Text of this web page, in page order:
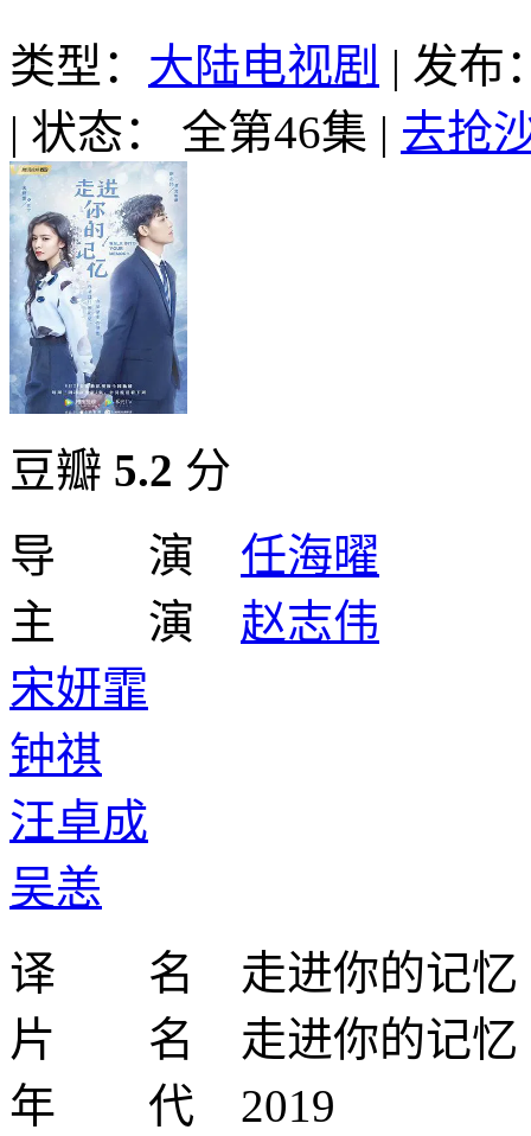
类型： 大陆电视剧 | 发布
| 状态： 全第46集 | 去抢
豆瓣 5.2 分
导 演 任海曜
主 演 赵志伟
宋妍霏
钟祺
汪卓成
吴恙
译 名 走进你的记忆
片 名 走进你的记忆
年 代 2019